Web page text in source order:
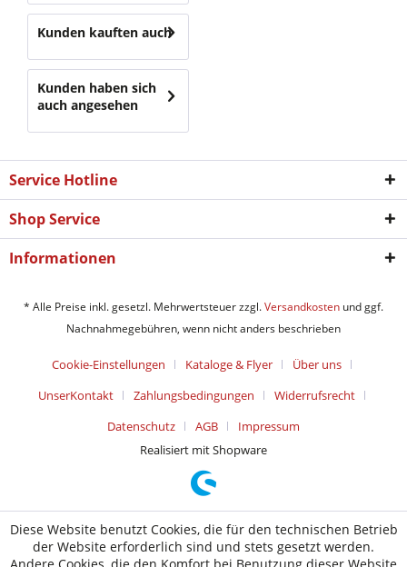
Kunden kauften auch
Kunden haben sich
auch angesehen
Service Hotline
Shop Service
Informationen
* Alle Preise inkl. gesetzl. Mehrwertsteuer zzgl.Versandkosten und ggf.
Nachnahmegebühren, wenn nicht anders beschrieben
Cookie-Einstellungen Kataloge & Flyer
Über uns
UnserKontakt
Zahlungsbedingungen
Widerrufsrecht
Datenschutz
AGB
Impressum
Realisiert mit Shopware
Diese Website benutzt Cookies, die für den technischen Betrieb
der Website erforderlich sind und stets gesetzt werden.